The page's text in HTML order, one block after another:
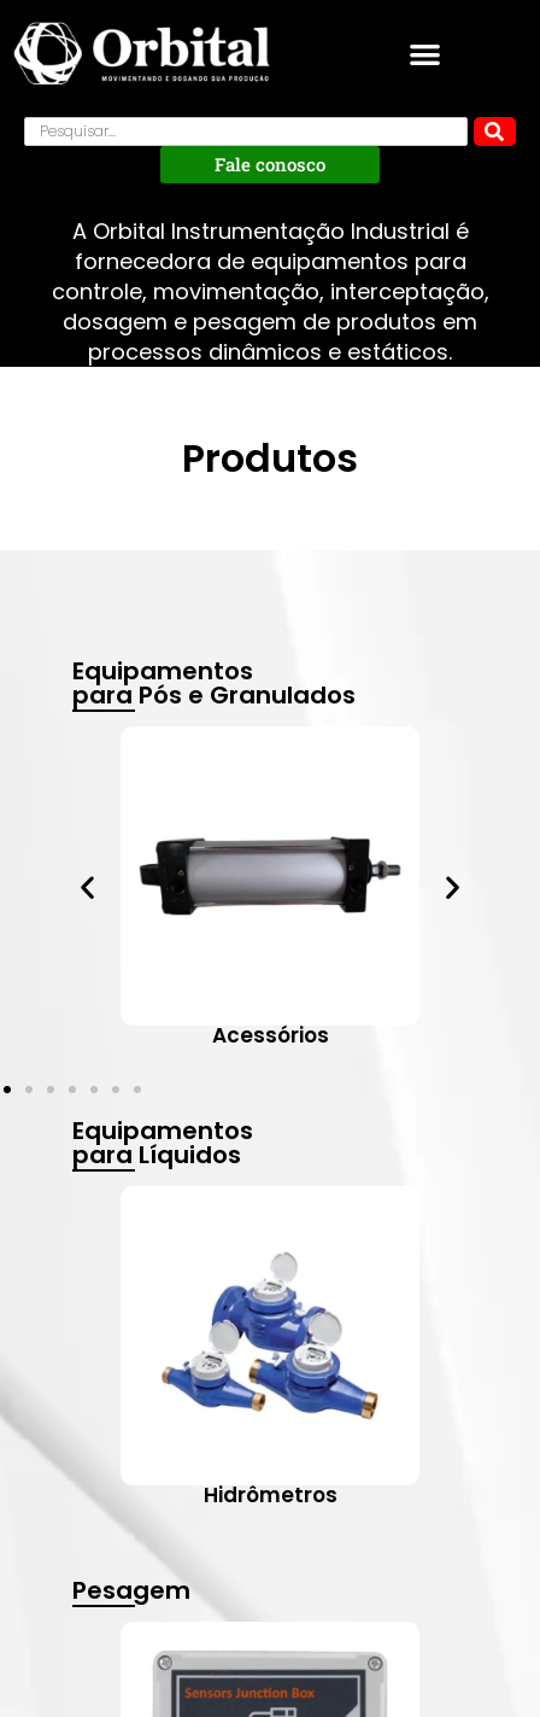
Fale conosco
A Orbital Instrumentação Industrial é
fornecedora de equipamentos para
controle, movimentação, interceptação,
dosagem e pesagem de produtos em
processos dinâmicos e estáticos.
Produtos
Equipamentos
para Pós e Granulados
Acessórios
Equipamentos
para Líquidos
Hidrômetros
Pesagem